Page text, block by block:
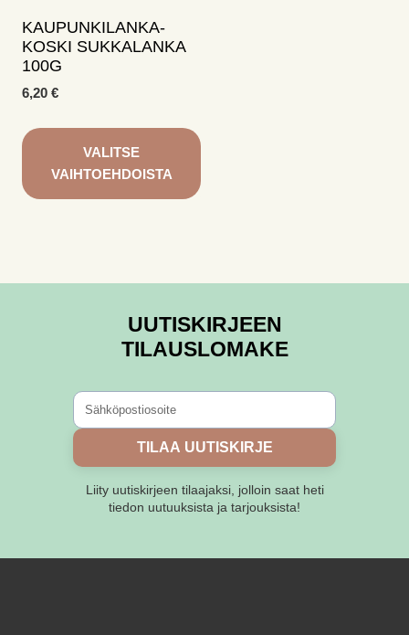
KAUPUNKILANKA-
KOSKI SUKKALANKA
100G
6,20 €
VALITSE
VAIHTOEHDOISTA
tuotteen
UUTISKIRJEEN
TILAUSLOMAKE
TILAA UUTISKIRJE
Liity uutiskirjeen tilaajaksi, jolloin saat heti
tiedon uutuuksista ja tarjouksista!